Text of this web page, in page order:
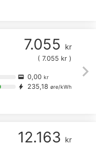
chevron_right
7.055 kr
( 7.055 kr )
credit_card 0,00 kr
bolt 235,18 øre/kWh
12.163 kr